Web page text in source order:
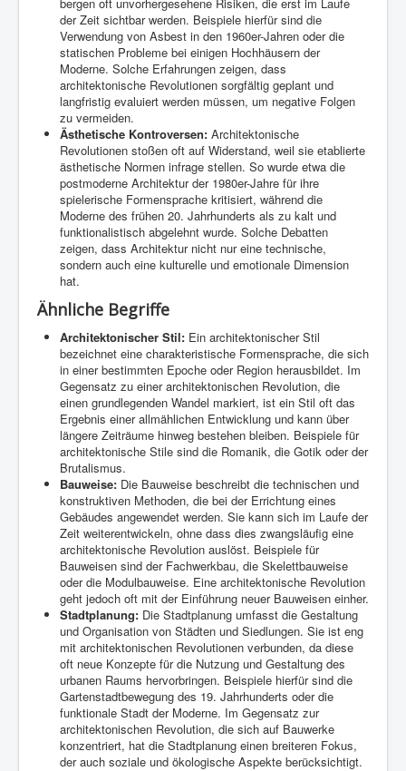
der Zeit sichtbar werden. Beispiele hierfür sind die
Verwendung von Asbest in den 1960er-Jahren oder die
statischen Probleme bei einigen Hochhäusern der
Moderne. Solche Erfahrungen zeigen, dass
architektonische Revolutionen sorgfältig geplant und
langfristig evaluiert werden müssen, um negative Folgen
zu vermeiden.
Ästhetische Kontroversen: Architektonische
Revolutionen stoßen oft auf Widerstand, weil sie etablierte
ästhetische Normen infrage stellen. So wurde etwa die
postmoderne Architektur der 1980er-Jahre für ihre
spielerische Formensprache kritisiert, während die
Moderne des frühen 20. Jahrhunderts als zu kalt und
funktionalistisch abgelehnt wurde. Solche Debatten
zeigen, dass Architektur nicht nur eine technische,
sondern auch eine kulturelle und emotionale Dimension
hat.
Ähnliche Begriffe
Architektonischer Stil: Ein architektonischer Stil
bezeichnet eine charakteristische Formensprache, die sich
in einer bestimmten Epoche oder Region herausbildet. Im
Gegensatz zu einer architektonischen Revolution, die
einen grundlegenden Wandel markiert, ist ein Stil oft das
Ergebnis einer allmählichen Entwicklung und kann über
längere Zeiträume hinweg bestehen bleiben. Beispiele für
architektonische Stile sind die Romanik, die Gotik oder der
Brutalismus.
Bauweise: Die Bauweise beschreibt die technischen und
konstruktiven Methoden, die bei der Errichtung eines
Gebäudes angewendet werden. Sie kann sich im Laufe der
Zeit weiterentwickeln, ohne dass dies zwangsläufig eine
architektonische Revolution auslöst. Beispiele für
Bauweisen sind der Fachwerkbau, die Skelettbauweise
oder die Modulbauweise. Eine architektonische Revolution
geht jedoch oft mit der Einführung neuer Bauweisen einher.
Stadtplanung: Die Stadtplanung umfasst die Gestaltung
und Organisation von Städten und Siedlungen. Sie ist eng
mit architektonischen Revolutionen verbunden, da diese
oft neue Konzepte für die Nutzung und Gestaltung des
urbanen Raums hervorbringen. Beispiele hierfür sind die
Gartenstadtbewegung des 19. Jahrhunderts oder die
funktionale Stadt der Moderne. Im Gegensatz zur
architektonischen Revolution, die sich auf Bauwerke
konzentriert, hat die Stadtplanung einen breiteren Fokus,
der auch soziale und ökologische Aspekte berücksichtigt.